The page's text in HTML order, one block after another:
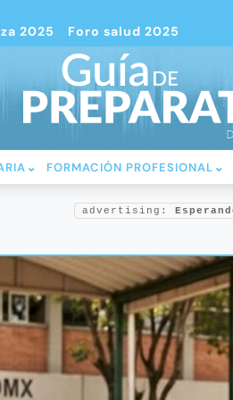
2025 Foro salud 2025
FORMACIÓN PROFESIONAL
advertising: